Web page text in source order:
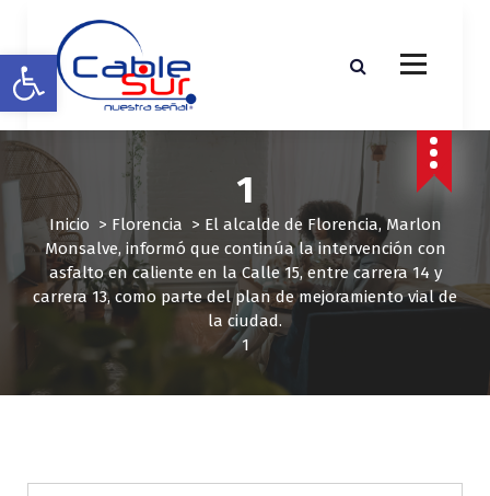
Abrir barra de herramientas
l
a
r
o
1
Inicio > Florencia > El alcalde de Florencia, Marlon
Monsalve, informó que continúa la intervención con
asfalto en caliente en la Calle 15, entre carrera 14 y
carrera 13, como parte del plan de mejoramiento vial de
la ciudad.
1